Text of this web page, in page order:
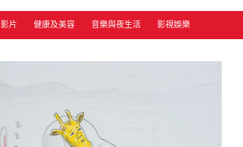
影片 健康及美容 音樂與夜生活 影視娛樂